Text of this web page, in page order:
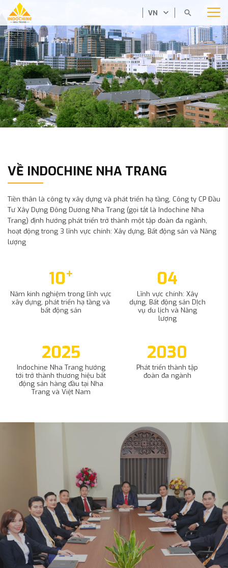
VN
VỀ INDOCHINE NHA TRANG
Tiền thân là công ty xây dựng và phát triển hạ tầng, Công ty CP Đầu
Tư Xây Dựng Đông Dương Nha Trang (gọi tắt là Indochine Nha
Trang) định hướng phát triển trở thành một tập đoàn đa ngành,
hoạt động trong 3 lĩnh vực chính: Xây dựng, Bất động sản và Năng
lượng
10+
Năm kinh nghiệm trong lĩnh vực
xây dựng, phát triển hạ tầng và
bất động sản
04
Lĩnh vực chính: Xây
dựng, Bất động sản DỊch
vụ du lịch và Năng
lượng
2025
Indochine Nha Trang hướng
tới trở thành thương hiệu bất
động sản hàng đầu tại Nha
Trang và Việt Nam
2030
Phát triển thành tập
đoàn đa ngành